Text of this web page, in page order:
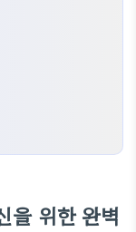
을 위한 완벽